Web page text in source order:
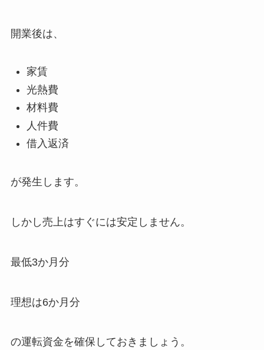
開業後は、
家賃
光熱費
材料費
人件費
借入返済
が発生します。
しかし売上はすぐには安定しません。
最低3か月分
理想は6か月分
の運転資金を確保しておきましょう。